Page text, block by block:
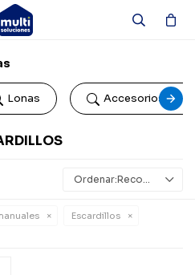
Lonas Accesorios de
Recomendados
Escardillos